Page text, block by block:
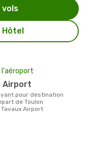
Hôtel
vols
l'aéroport
Airport
de Toulon
Airport